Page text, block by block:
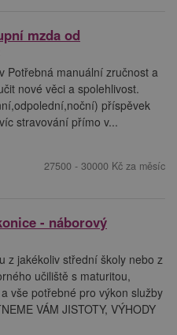
mzda od
Potřebná manuální zručnost a
nové věci a spolehlivost.
příspěvek
stravování přímo v...
27500 - 30000 Kč za měsíc
- náborový
z jakékoliv střední školy nebo z
učiliště s maturitou,
vše potřebné pro výkon služby
VÁM JISTOTY, VÝHODY